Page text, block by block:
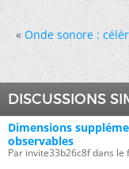
« Onde sonore :
DISCUSSIONS
Dimensions
observables
Par invite33b26c8f dans le